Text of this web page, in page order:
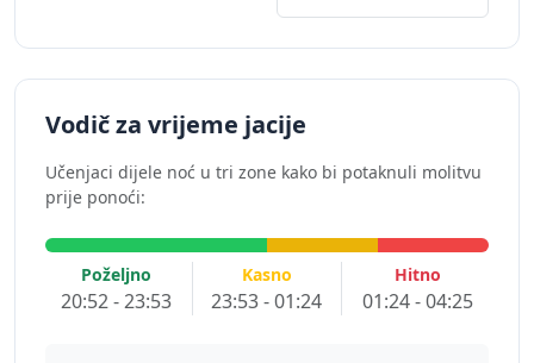
Vodič za vrijeme jacije
Učenjaci dijele noć u tri zone kako bi potaknuli molitvu
prije ponoći:
Poželjno
20:52 - 23:53
Kasno
23:53 - 01:24
Hitno
01:24 - 04:25